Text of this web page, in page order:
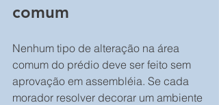
comum
Nenhum tipo de alteração na área
comum do prédio deve ser feito sem
aprovação em assembléia. Se cada
morador resolver decorar um ambiente